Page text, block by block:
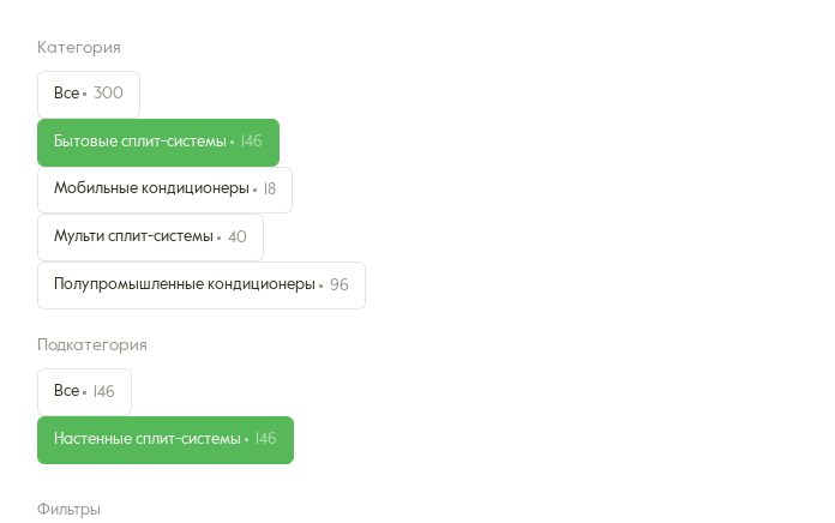
Категория
Все 300
Бытовые сплит-системы 146
Мобильные кондиционеры 18
Мульти сплит-системы 40
Полупромышленные кондиционеры 96
Подкатегория
Все 146
Настенные сплит-системы 146
Фильтры